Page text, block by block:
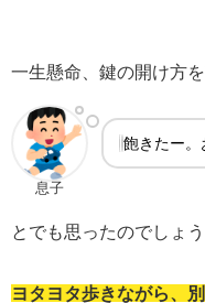
一生懸命、鍵の開け方
息子
飽きたー。
とでも思ったのでしょう
ヨタヨタ歩きながら、